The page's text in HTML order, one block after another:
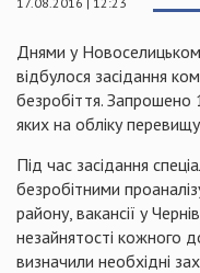
Днями у
відбулося засідання
безробіття. Запрошено
яких на обліку
Під час засідання
безробітними
району, вакансії у
незайнятості кожного
визначили необхідні